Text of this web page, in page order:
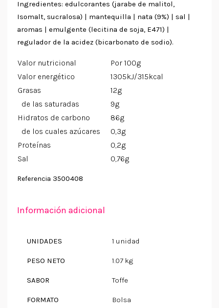
Ingredientes: edulcorantes (jarabe de malitol,
Isomalt, sucralosa) | mantequilla | nata (9%) | sal |
aromas | emulgente (lecitina de soja, E471) |
regulador de la acidez (bicarbonato de sodio).
Valor nutricional
Por 100g
Valor energético
1305kJ/315kcal
Grasas
12g
de las saturadas
9g
Hidratos de carbono
86g
de los cuales azúcares
0,3g
Proteínas
0,2g
Sal
0,76g
Referencia 3500408
Información adicional
UNIDADES 1 unidad
PESO NETO 1.07 kg
SABOR Toffe
FORMATO Bolsa